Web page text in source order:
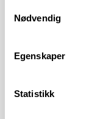
Nødvendig
Egenskaper
Statistikk
Bibliotek